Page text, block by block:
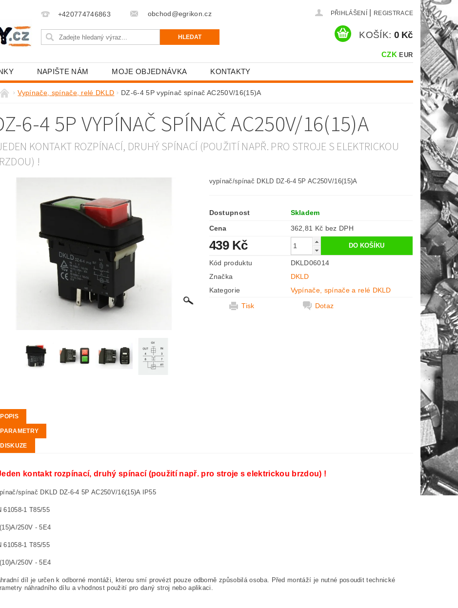
+420774746863 obchod@egrikon.cz PŘIHLÁŠENÍ REGISTRACE
CZK EUR
KOŠÍK: 0 Kč
NAPIŠTE NÁM MOJE OBJEDNÁVKA KONTAKTY
Vypínače, spínače, relé DKLD DZ-6-4 5P vypínač spínač AC250V/16(15)A
6-4 5P VYPÍNAČ SPÍNAČ AC250V/16(15)A
KONTAKT ROZPÍNACÍ, DRUHÝ SPÍNACÍ (POUŽITÍ NAPŘ. PRO STROJE S ELEKTRICKOU
!
vypínač/spínač DKLD DZ-6-4 5P AC250V/16(15)A
Dostupnost
Skladem
Cena
362,81 Kč bez DPH
439 Kč
Kód produktu
DKLD06014
Značka
DKLD
Kategorie
Vypínače, spínače a relé DKLD
Tisk
Dotaz
POPIS
PARAMETRY
DISKUZE
kontakt rozpínací, druhý spínací (použití např. pro stroje s elektrickou brzdou) !
spínač DKLD DZ-6-4 5P AC250V/16(15)A IP55
61058-1 T85/55
250V - 5E4
61058-1 T85/55
250V - 5E4
díl je určen k odborné montáži, kterou smí provézt pouze odborně způsobilá osoba. Před montáží je nutné posoudit technické
náhradního dílu a vhodnost použití pro daný stroj nebo aplikaci.